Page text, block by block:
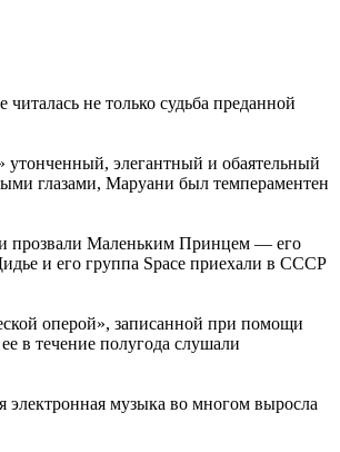
не только судьба преданной
утонченный, элегантный и обаятельный
глазами, Маруани был темпераментен
прозвали Маленьким Принцем — его
и его группа Sраce приехали в СССР
оперой», записанной при помощи
в течение полугода слушали
электронная музыка во многом выросла